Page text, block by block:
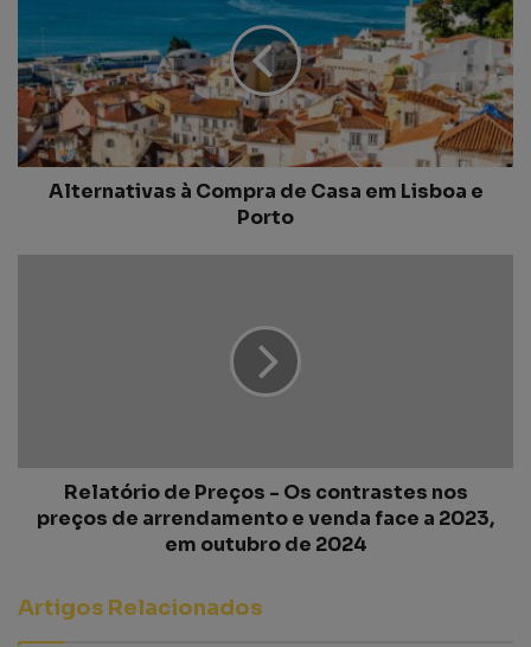
Alternativas à Compra de Casa em Lisboa e
Porto
Relatório de Preços - Os contrastes nos
preços de arrendamento e venda face a 2023,
em outubro de 2024
Artigos Relacionados